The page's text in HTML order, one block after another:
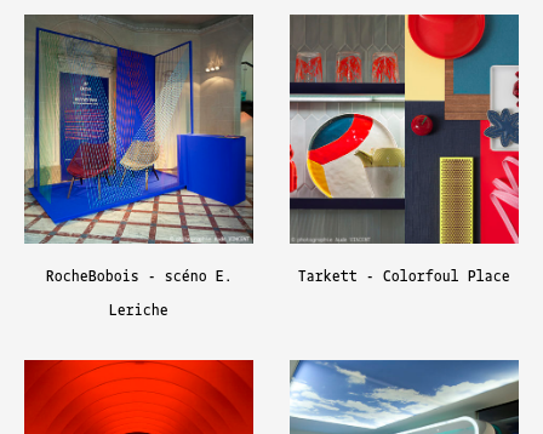
RocheBobois - scéno E.
Leriche
Tarkett - Colorfoul Place